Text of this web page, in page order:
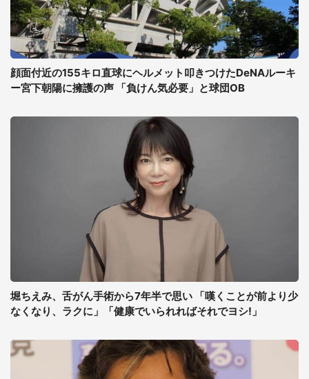
顔面付近の155キロ直球にヘルメット叩きつけたDeNAルーキ
ー宮下朝陽に擁護の声 「負けん気必要」と球団OB
堀ちえみ、舌がん手術から7年半で思い 「嘆くことが前より少
なくなり、ラクに」「健康でいられればそれでヨシ!」